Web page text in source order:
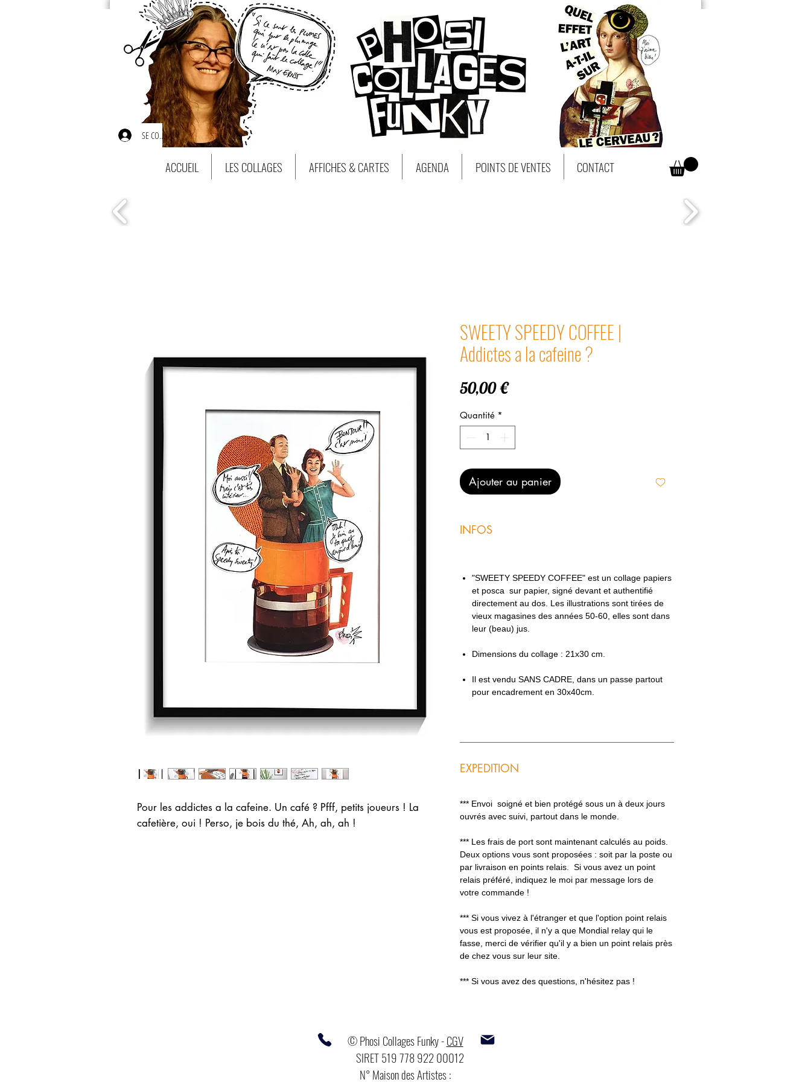
SE CONNECTER
ACCUEIL LES COLLAGES AFFICHES & CARTES AGENDA POINTS DE VENTES CONTACT
Pour les addictes a la cafeine. Un café ? Pfff, petits joueurs ! La
cafetière, oui ! Perso, je bois du thé, Ah, ah, ah !
SWEETY SPEEDY COFFEE |
Addictes a la cafeine ?
50,00 €Prix
Quantité *
Ajouter au panier
INFOS
"SWEETY SPEEDY COFFEE" est un collage papiers
et posca sur papier, signé devant et authentifié
directement au dos. Les illustrations sont tirées de
vieux magasines des années 50-60, elles sont dans
leur (beau) jus.
Dimensions du collage : 21x30 cm.
Il est vendu SANS CADRE, dans un passe partout
pour encadrement en 30x40cm.
EXPEDITION
*** Envoi soigné et bien protégé sous un à deux jours
ouvrés avec suivi, partout dans le monde.
*** Les frais de port sont maintenant calculés au poids.
Deux options vous sont proposées : soit par la poste ou
par livraison en points relais. Si vous avez un point
relais préféré, indiquez le moi par message lors de
votre commande !
*** Si vous vivez à l'étranger et que l'option point relais
vous est proposée, il n'y a que Mondial relay qui le
fasse, merci de vérifier qu'il y a bien un point relais près
de chez vous sur leur site.
*** Si vous avez des questions, n'hésitez pas !
© Phosi Collages Funky -CGV
SIRET 519 778 922 00012
N° Maison des Artistes :